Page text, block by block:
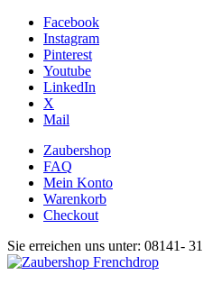
Facebook
Instagram
Pinterest
Youtube
LinkedIn
X
Mail
Zaubershop
FAQ
Mein Konto
Warenkorb
Checkout
Sie erreichen uns unter: 08141-